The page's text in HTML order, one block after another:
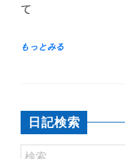
て
日記検索